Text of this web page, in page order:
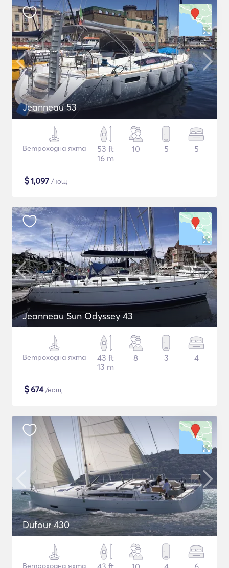
Jeanneau 53
Ветроходна яхта
53 ft
16 m
10 5 5
$1,097 /нощ
Jeanneau Sun Odyssey 43
Ветроходна яхта
43 ft
13 m
8 3 4
$674/нощ
Dufour 430
Ветроходна яхта